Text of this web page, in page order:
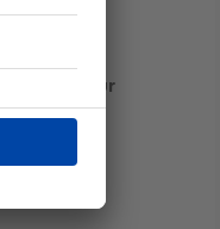
louer à
pour